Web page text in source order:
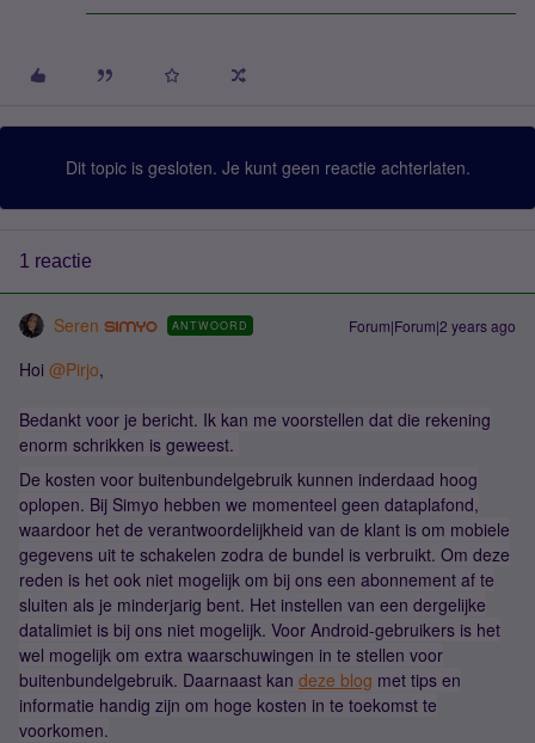
Dit topic is gesloten. Je kunt geen reactie achterlaten.
1 reactie
Seren ANTWOORD Forum|Forum|2 years ago
Hoi @Pirjo,
Bedankt voor je bericht. Ik kan me voorstellen dat die rekening
enorm schrikken is geweest.
De kosten voor buitenbundelgebruik kunnen inderdaad hoog
oplopen. Bij Simyo hebben we momenteel geen dataplafond,
waardoor het de verantwoordelijkheid van de klant is om mobiele
gegevens uit te schakelen zodra de bundel is verbruikt. Om deze
reden is het ook niet mogelijk om bij ons een abonnement af te
sluiten als je minderjarig bent. Het instellen van een dergelijke
datalimiet is bij ons niet mogelijk. Voor Android-gebruikers is het
wel mogelijk om extra waarschuwingen in te stellen voor
buitenbundelgebruik. Daarnaast kan deze blog met tips en
informatie handig zijn om hoge kosten in te toekomst te
voorkomen.